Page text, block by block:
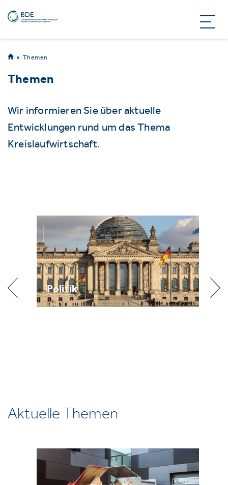
Themen
Themen
Wir informieren Sie über aktuelle
Entwicklungen rund um das Thema
Kreislaufwirtschaft.
Politik Praxis
Aktuelle Themen